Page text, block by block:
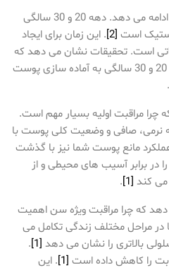
پوست تا اوایل بزرگسالی به بلوغ ادامه می دهد. دهه 20 و 30 سالگی
است [2]
. این زمان برای ایجاد
است. تحقیقات نشان می دهد که
مراقبت مناسب از پوست در دهه 20 و 30 سالگی به آماده سازی پوست
.
مراقبت اولیه بسیار مهم است.
نرمی، صافی و وضعیت کلی پوست با
مانع پوست شما نیز با گذشت
در برابر آسیب های محیطی و از
کند [1]
.
که چرا مراقبت ویژه سن اهمیت
مراحل مختلف زندگی تکامل می
بالاتری را نشان می دهد [1]
.
را کاهش داده است [1]
. این